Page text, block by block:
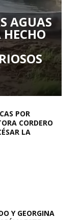
AGUAS
HECHO
POR
CORDERO
LA
Y GEORGINA